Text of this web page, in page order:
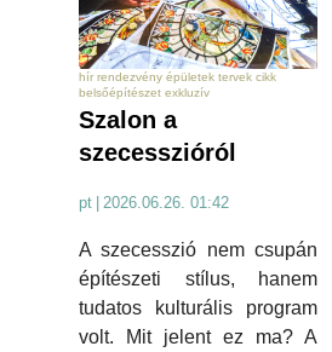
hír rendezvény épületek tervek cikk
belsőépítészet exkluzív
Szalon a
szecesszióról
pt | 2026.06.26. 01:42
A szecesszió nem csupán
építészeti stílus, hanem
tudatos kulturális program
volt. Mit jelent ez ma? A